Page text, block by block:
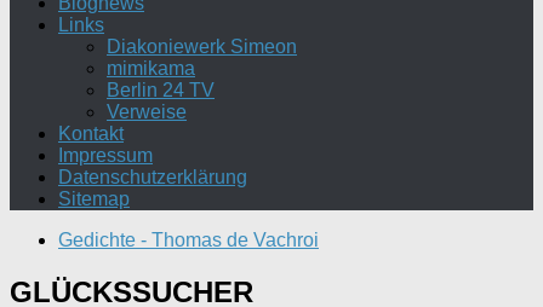
Links
Diakoniewerk Simeon
mimikama
Berlin 24 TV
Verweise
Kontakt
Impressum
Datenschutzerklärung
Sitemap
Gedichte - Thomas de Vachroi
GLÜCKSSUCHER